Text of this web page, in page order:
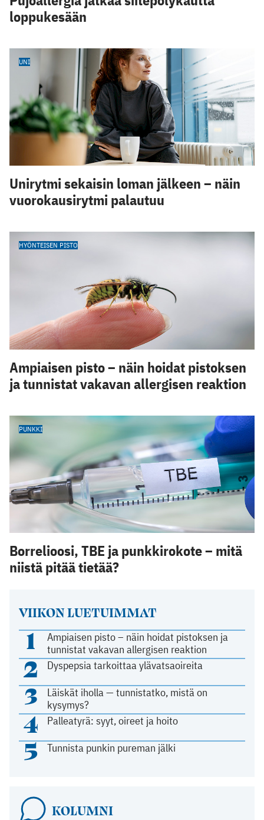
VIIKON LUETUIMMAT
1
Ampiaisen pisto – näin hoidat pistoksen ja
tunnistat vakavan allergisen reaktion
2 Dyspepsia tarkoittaa ylävatsaoireita
3
Läiskät iholla — tunnistatko, mistä on
kysymys?
4 Palleatyrä: syyt, oireet ja hoito
5 Tunnista punkin pureman jälki
KOLUMNI
loppukesään
UNI
Unirytmi sekaisin loman jälkeen – näin
vuorokausirytmi palautuu
HYÖNTEISEN PISTO
Ampiaisen pisto – näin hoidat pistoksen
ja tunnistat vakavan allergisen reaktion
PUNKKI
Borrelioosi, TBE ja punkkirokote – mitä
niistä pitää tietää?